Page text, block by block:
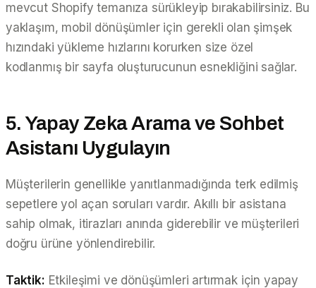
mevcut Shopify temanıza sürükleyip bırakabilirsiniz. Bu
yaklaşım, mobil dönüşümler için gerekli olan şimşek
hızındaki yükleme hızlarını korurken size özel
kodlanmış bir sayfa oluşturucunun esnekliğini sağlar.
5. Yapay Zeka Arama ve Sohbet
Asistanı Uygulayın
Müşterilerin genellikle yanıtlanmadığında terk edilmiş
sepetlere yol açan soruları vardır. Akıllı bir asistana
sahip olmak, itirazları anında giderebilir ve müşterileri
doğru ürüne yönlendirebilir.
Taktik: Etkileşimi ve dönüşümleri artırmak için yapay